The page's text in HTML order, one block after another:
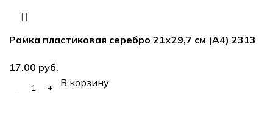
Рамка пластиковая серебро 21×29,7 см (А4) 2313
руб.
В корзину